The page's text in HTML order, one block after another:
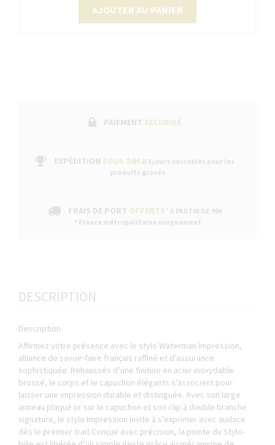
AJOUTER AU PANIER
PAIEMENT SÉCURISÉ
EXPÉDITION SOUS 24H 2/3 jours ouvrables pour les
produits gravés
FRAIS DE PORT OFFERTS* À PARTIR DE 99€
* France métropolitaine uniquement
DESCRIPTION
Description
Affirmez votre présence avec le stylo Waterman Impression,
alliance de savoir-faire français raffiné et d’assurance
sophistiquée. Rehaussés d’une finition en acier inoxydable
brossé, le corps et le capuchon élégants s’associent pour
laisser une impression durable et distinguée. Avec son large
anneau plaqué or sur le capuchon et son clip à double branche
signature, le stylo Impression invite à s’exprimer avec audace
dès le premier trait.Conçue avec précision, la pointe du Stylo-